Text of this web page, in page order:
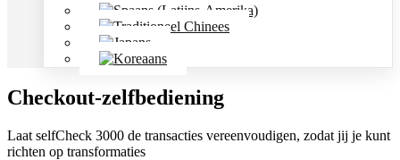
Checkout-zelfbediening
Laat selfCheck 3000 de transacties vereenvoudigen, zodat jij je kunt
richten op transformaties